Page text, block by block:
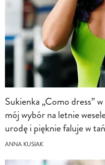
Sukienka „Como dress”
mój wybór na letnie
urodę i pięknie faluje w
ANNA KUSIAK